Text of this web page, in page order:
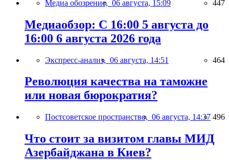
Медиа обозрение, 06 августа, 15:09 447
Медиаобзор: С 16:00 5 августа до
16:00 6 августа 2026 года
Экспресс-анализ, 06 августа, 14:51 464
Революция качества на таможне
или новая бюрократия?
Постсоветское пространство, 06 августа, 14:37 496
Что стоит за визитом главы МИД
Азербайджана в Киев?